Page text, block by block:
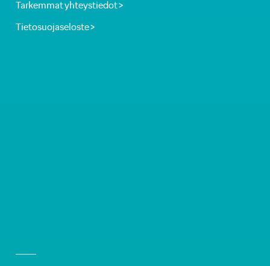
Tarkemmat yhteystiedot >
Tietosuojaseloste >